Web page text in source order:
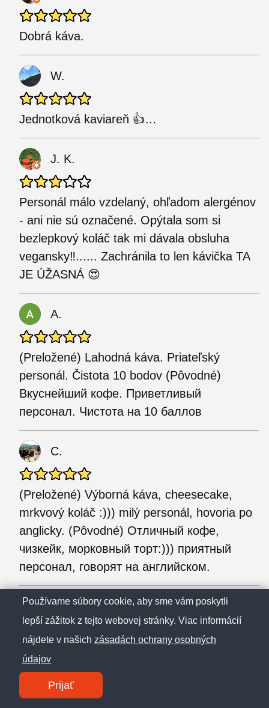
Dobrá káva.
W.
Jednotková kaviareň 👍…
J. K.
Personál málo vzdelaný, ohľadom alergénov
- ani nie sú označené. Opýtala som si
bezlepkový koláč tak mi dávala obsluha
vegansky‼️...... Zachránila to len kávička TA
JE ÚŽASNÁ 😍
А.
(Preložené) Lahodná káva. Priateľský
personál. Čistota 10 bodov (Pôvodné)
Вкуснейший кофе. Приветливый
персонал. Чистота на 10 баллов
С.
(Preložené) Výborná káva, cheesecake,
mrkvový koláč :))) milý personál, hovoria po
anglicky. (Pôvodné) Отличный кофе,
чизкейк, морковный торт:))) приятный
персонал, говорят на английском.
R.
obsluha (Pôvodné) Vynikající káva, příjemná
obsluha
Používame súbory cookie, aby sme vám poskytli
lepší zážitok z tejto webovej stránky. Viac informácií
nájdete v našich zásadách ochrany osobných
údajov
Prijať